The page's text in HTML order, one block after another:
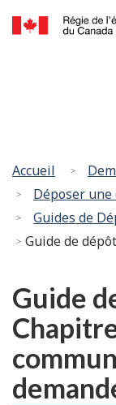
l’énergie
du
Canada
Vous
êtes
ici
Accueil
Déposer
Guides de
Guide de dépôt –
Guide